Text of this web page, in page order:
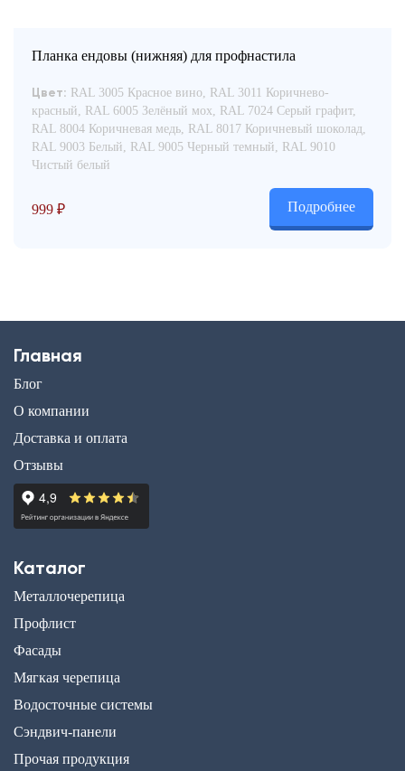
Планка ендовы (нижняя) для профнастила
Цвет: RAL 3005 Красное вино, RAL 3011 Коричнево-
красный, RAL 6005 Зелёный мох, RAL 7024 Серый графит,
RAL 8004 Коричневая медь, RAL 8017 Коричневый шоколад,
RAL 9003 Белый, RAL 9005 Черный темный, RAL 9010
Чистый белый
999 ₽ Подробнее
Главная
Блог
О компании
Доставка и оплата
Отзывы
Каталог
Металлочерепица
Профлист
Фасады
Мягкая черепица
Водосточные системы
Сэндвич-панели
Прочая продукция